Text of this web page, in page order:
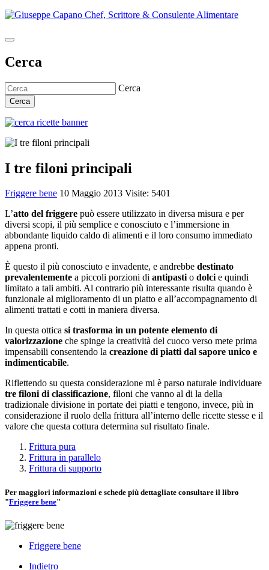
Cerca
Cerca
Cerca
I tre filoni principali
Friggere bene 10 Maggio 2013 Visite: 5401
L’atto del friggere può essere utilizzato in diversa misura e per
diversi scopi, il più semplice e conosciuto e l’immersione in
abbondante liquido caldo di alimenti e il loro consumo immediato
appena pronti.
È questo il più conosciuto e invadente, e andrebbe destinato
prevalentemente a piccoli porzioni di antipastio dolcie quindi
limitato a tali ambiti. Al contrario più interessante risulta quando è
funzionale al miglioramento di un piatto e all’accompagnamento di
alimenti trattati e cotti in maniera diversa.
In questa ottica si trasforma in un potente elemento di
valorizzazione che spinge la creatività del cuoco verso mete prima
impensabili consentendo la creazione di piatti dal sapore unico e
indimenticabile.
Riflettendo su questa considerazione mi è parso naturale individuare
tre filoni di classificazione, filoni che vanno al di la della
tradizionale divisione in portate dei piatti e tengono, invece, più in
considerazione il ruolo della frittura all’interno delle ricette stesse e il
valore che questa cottura determina sul risultato finale.
Frittura pura
Frittura in parallelo
Frittura di supporto
Per maggiori informazioni e schede più dettagliate consultare il libro
"Friggere bene"
Friggere bene
Indietro